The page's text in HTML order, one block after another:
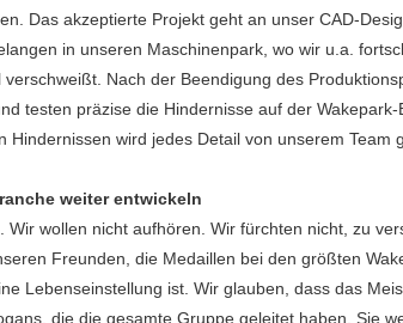
Das akzeptierte Projekt geht an unser CAD-
in unseren Maschinenpark, wo wir u.a.
Nach der Beendigung des
testen präzise die Hindernisse auf der
wird jedes Detail von unserem Team
weiter entwickeln
Wir wollen nicht aufhören. Wir fürchten nicht, zu
Freunden, die Medaillen bei den größten
Lebenseinstellung ist. Wir glauben, dass das
die die gesamte Gruppe geleitet haben. Sie